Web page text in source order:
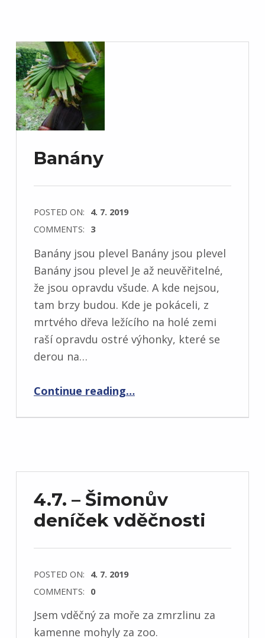
Banány
POSTED ON: 4. 7. 2019
COMMENTS: 3
Banány jsou plevel Banány jsou plevel
Banány jsou plevel Je až neuvěřitelné,
že jsou opravdu všude. A kde nejsou,
tam brzy budou. Kde je pokáceli, z
mrtvého dřeva ležícího na holé zemi
raší opravdu ostré výhonky, které se
derou na…
Continue reading…
4.7. – Šimonův
deníček vděčnosti
POSTED ON: 4. 7. 2019
COMMENTS: 0
Jsem vděčný za moře za zmrzlinu za
kamenne mohyly za zoo.